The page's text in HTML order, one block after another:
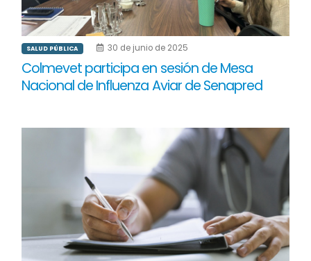
SALUD PÚBLICA 30 de junio de 2025
Colmevet participa en sesión de Mesa
Nacional de Influenza Aviar de Senapred